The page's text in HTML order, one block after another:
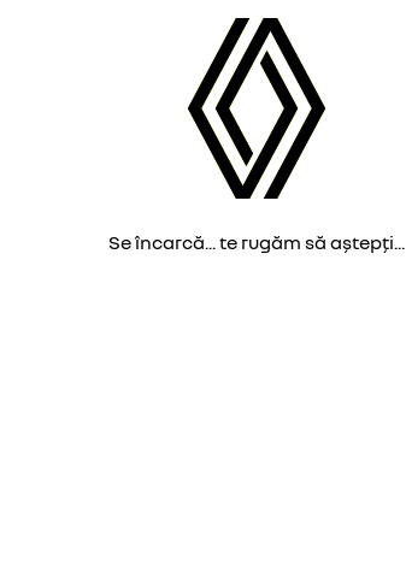
Se încarcă... te rugăm să aștepți...